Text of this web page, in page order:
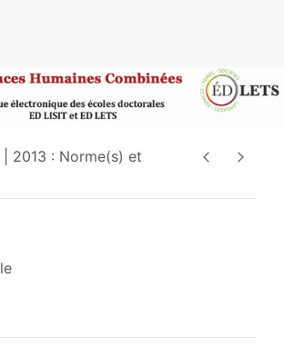
| 2013 : Norme(s) et